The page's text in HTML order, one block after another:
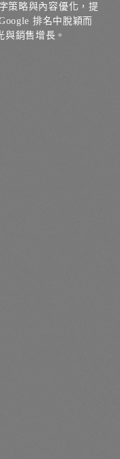
策略與內容優化，提
排名中脫穎而
銷售增長。